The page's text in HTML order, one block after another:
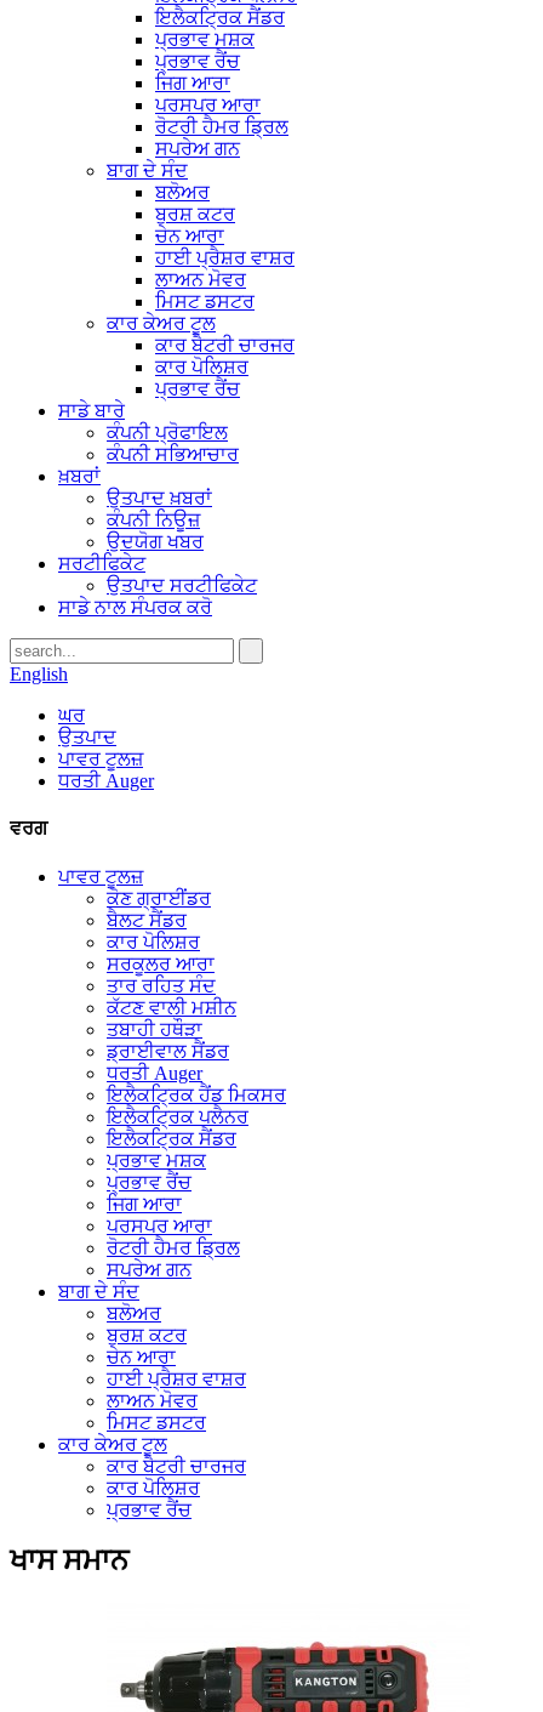
ਇਲੈਕਟ੍ਰਿਕ ਸੈਂਡਰ
ਪ੍ਰਭਾਵ ਮਸ਼ਕ
ਪ੍ਰਭਾਵ ਰੈਂਚ
ਜਿਗ ਆਰਾ
ਪਰਸਪਰ ਆਰਾ
ਰੋਟਰੀ ਹੈਮਰ ਡ੍ਰਿਲ
ਸਪਰੇਅ ਗਨ
ਬਾਗ ਦੇ ਸੰਦ
ਬਲੋਅਰ
ਬੁਰਸ਼ ਕਟਰ
ਚੇਨ ਆਰਾ
ਹਾਈ ਪ੍ਰੈਸ਼ਰ ਵਾਸ਼ਰ
ਲਾਅਨ ਮੋਵਰ
ਮਿਸਟ ਡਸਟਰ
ਕਾਰ ਕੇਅਰ ਟੂਲ
ਕਾਰ ਬੈਟਰੀ ਚਾਰਜਰ
ਕਾਰ ਪੋਲਿਸ਼ਰ
ਪ੍ਰਭਾਵ ਰੈਂਚ
ਸਾਡੇ ਬਾਰੇ
ਕੰਪਨੀ ਪ੍ਰੋਫਾਇਲ
ਕੰਪਨੀ ਸਭਿਆਚਾਰ
ਖ਼ਬਰਾਂ
ਉਤਪਾਦ ਖ਼ਬਰਾਂ
ਕੰਪਨੀ ਨਿਊਜ਼
ਉਦਯੋਗ ਖਬਰ
ਸਰਟੀਫਿਕੇਟ
ਉਤਪਾਦ ਸਰਟੀਫਿਕੇਟ
ਸਾਡੇ ਨਾਲ ਸੰਪਰਕ ਕਰੋ
English
ਘਰ
ਉਤਪਾਦ
ਪਾਵਰ ਟੂਲਜ਼
ਧਰਤੀ Auger
ਵਰਗ
ਪਾਵਰ ਟੂਲਜ਼
ਕੋਣ ਗ੍ਰਾਈਂਡਰ
ਬੈਲਟ ਸੈਂਡਰ
ਕਾਰ ਪੋਲਿਸ਼ਰ
ਸਰਕੂਲਰ ਆਰਾ
ਤਾਰ ਰਹਿਤ ਸੰਦ
ਕੱਟਣ ਵਾਲੀ ਮਸ਼ੀਨ
ਤਬਾਹੀ ਹਥੌੜਾ
ਡ੍ਰਾਈਵਾਲ ਸੈਂਡਰ
ਧਰਤੀ Auger
ਇਲੈਕਟ੍ਰਿਕ ਹੈਂਡ ਮਿਕਸਰ
ਇਲੈਕਟ੍ਰਿਕ ਪਲੈਨਰ
ਇਲੈਕਟ੍ਰਿਕ ਸੈਂਡਰ
ਪ੍ਰਭਾਵ ਮਸ਼ਕ
ਪ੍ਰਭਾਵ ਰੈਂਚ
ਜਿਗ ਆਰਾ
ਪਰਸਪਰ ਆਰਾ
ਰੋਟਰੀ ਹੈਮਰ ਡ੍ਰਿਲ
ਸਪਰੇਅ ਗਨ
ਬਾਗ ਦੇ ਸੰਦ
ਬਲੋਅਰ
ਬੁਰਸ਼ ਕਟਰ
ਚੇਨ ਆਰਾ
ਹਾਈ ਪ੍ਰੈਸ਼ਰ ਵਾਸ਼ਰ
ਲਾਅਨ ਮੋਵਰ
ਮਿਸਟ ਡਸਟਰ
ਕਾਰ ਕੇਅਰ ਟੂਲ
ਕਾਰ ਬੈਟਰੀ ਚਾਰਜਰ
ਕਾਰ ਪੋਲਿਸ਼ਰ
ਪ੍ਰਭਾਵ ਰੈਂਚ
ਖਾਸ ਸਮਾਨ